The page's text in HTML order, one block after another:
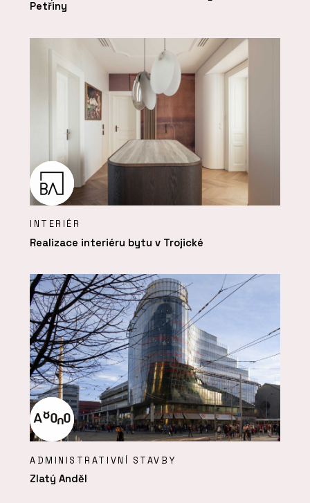
Petřiny
INTERIÉR
Realizace interiéru bytu v Trojické
ADMINISTRATIVNÍ STAVBY
Zlatý Anděl